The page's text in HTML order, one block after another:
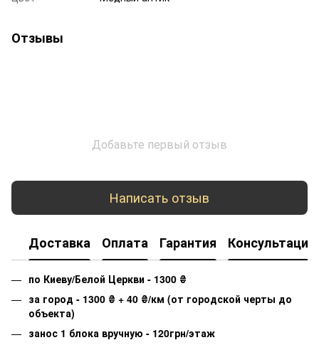
Отзывы
Добавьте первый отзыв
Написать отзыв
Доставка Оплата Гарантия Консультация
по Киеву/Белой Церкви - 1300 ₴
за город - 1300 ₴ + 40 ₴/км (от городской черты до
объекта)
занос 1 блока вручную - 120грн/этаж